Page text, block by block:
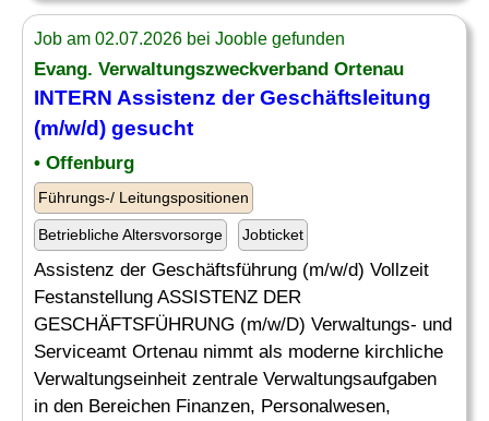
Job am 02.07.2026 bei Jooble gefunden
Evang. Verwaltungszweckverband Ortenau
INTERN Assistenz der Geschäftsleitung
(m/w/d) gesucht
• Offenburg
Führungs-/ Leitungspositionen
Betriebliche Altersvorsorge Jobticket
Assistenz der Geschäftsführung (m/w/d) Vollzeit
Festanstellung ASSISTENZ DER
GESCHÄFTSFÜHRUNG (m/w/D) Verwaltungs- und
Serviceamt Ortenau nimmt als moderne kirchliche
Verwaltungseinheit zentrale Verwaltungsaufgaben
in den Bereichen Finanzen, Personalwesen,